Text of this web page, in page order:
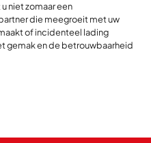
niet zomaar een
die meegroeit met uw
of incidenteel lading
gemak en de betrouwbaarheid